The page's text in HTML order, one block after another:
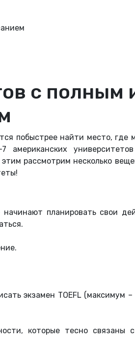
с полным
побыстрее найти место,
рассмотрим несколько
планировать свои
экзамен ТOEFL (максимум –
которые тесно связаны